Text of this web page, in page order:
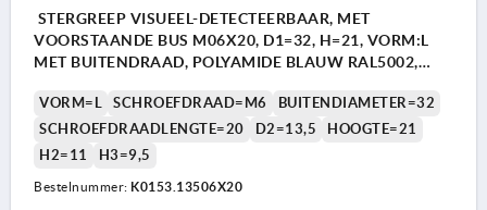
STERGREEP VISUEEL-DETECTEERBAAR, MET
VOORSTAANDE BUS M06X20, D1=32, H=21, VORM:L
MET BUITENDRAAD, POLYAMIDE BLAUW RAL5002,
VORM=L SCHROEFDRAAD=M6
BUITENDIAMETER=32
SCHROEFDRAADLENGTE=20
D2=13,5
HOOGTE=21
H2=11
H3=9,5
Bestelnummer: K0153.13506X20